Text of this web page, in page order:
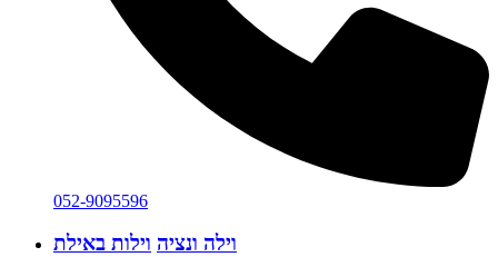
052-9095596
וילה ונציה וילות באילת